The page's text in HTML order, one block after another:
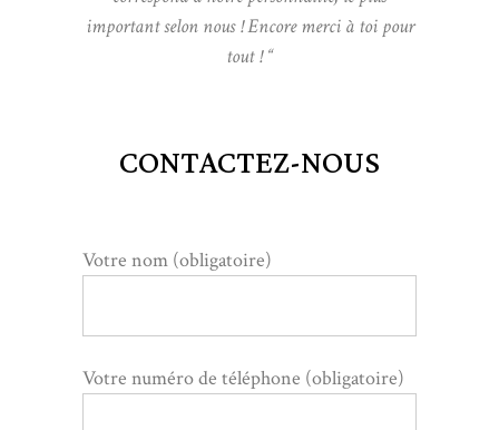
important selon nous ! Encore merci à toi pour
tout ! “
CONTACTEZ-NOUS
Votre nom (obligatoire)
Votre numéro de téléphone (obligatoire)